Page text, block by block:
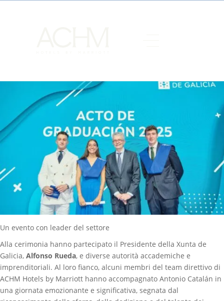
Un evento con leader del settore
Alla cerimonia hanno partecipato il Presidente della Xunta de
Galicia, Alfonso Rueda, e diverse autorità accademiche e
imprenditoriali. Al loro fianco, alcuni membri del team direttivo di
ACHM Hotels by Marriott hanno accompagnato Antonio Catalán in
una giornata emozionante e significativa, segnata dal